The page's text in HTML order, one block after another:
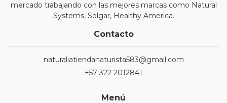
mercado trabajando con las mejores marcas como Natural
Systems, Solgar, Healthy America.
Contacto
naturaliatiendanaturista583@gmail.com
+57 322 2012841
Menú